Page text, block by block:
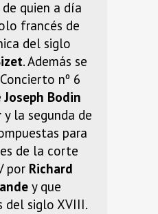
quien a día
francés de
del siglo
. Además se
nº 6
Joseph Bodin
y la segunda de
para
de la corte
por Richard
y que
del siglo XVIII.